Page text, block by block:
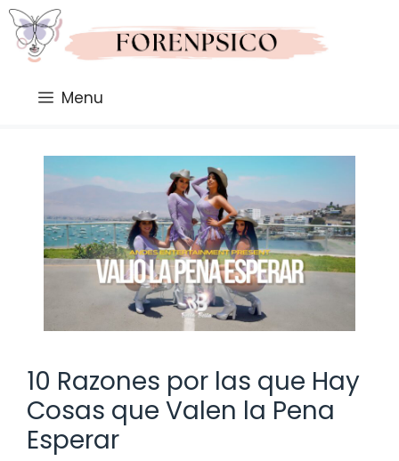
Saltar
al
contenido
Menu
10 Razones por las que Hay
Cosas que Valen la Pena
Esperar